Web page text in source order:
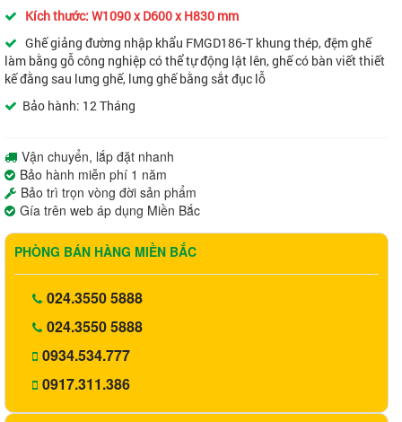
Kích thước: W1090 x D600 x H830 mm
Ghế giảng đường nhập khẩu FMGD186-T khung thép, đệm ghế
làm bằng gỗ công nghiệp có thể tự động lật lên, ghế có bàn viết thiết
kế đằng sau lưng ghế, lưng ghế bằng sắt đục lỗ
Bảo hành: 12 Tháng
Vận chuyển, lắp đặt nhanh
Bảo hành miễn phí 1 năm
Bảo trì trọn vòng đời sản phẩm
Gía trên web áp dụng Miền Bắc
PHÒNG BÁN HÀNG MIỀN BẮC
024.3550 5888
024.3550 5888
0934.534.777
0917.311.386